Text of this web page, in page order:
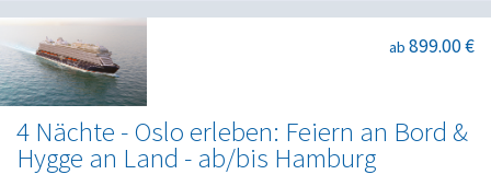
4 Nächte - Oslo erleben: Feiern an Bord &
Hygge an Land - ab/bis Hamburg
ab 899.00 €